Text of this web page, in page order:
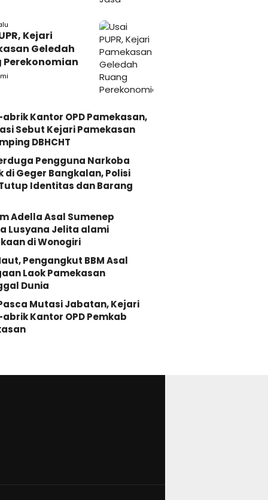
Kejari
Geledah
Perekonomian
Kantor OPD Pamekasan,
Sebut Kejari Pamekasan
DBHCHT
Pengguna Narkoba
di Geger Bangkalan, Polisi
Identitas dan Barang
Adella Asal Sumenep
Lusyana Jelita alami
di Wonogiri
Pengangkut BBM Asal
Laok Pamekasan
Dunia
Mutasi Jabatan, Kejari
Kantor OPD Pemkab